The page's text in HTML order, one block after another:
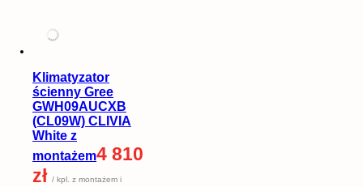
Klimatyzator
ścienny Gree
GWH09AUCXB
(CL09W) CLIVIA
White z
montażem4 810
zł / kpl. z montażem i